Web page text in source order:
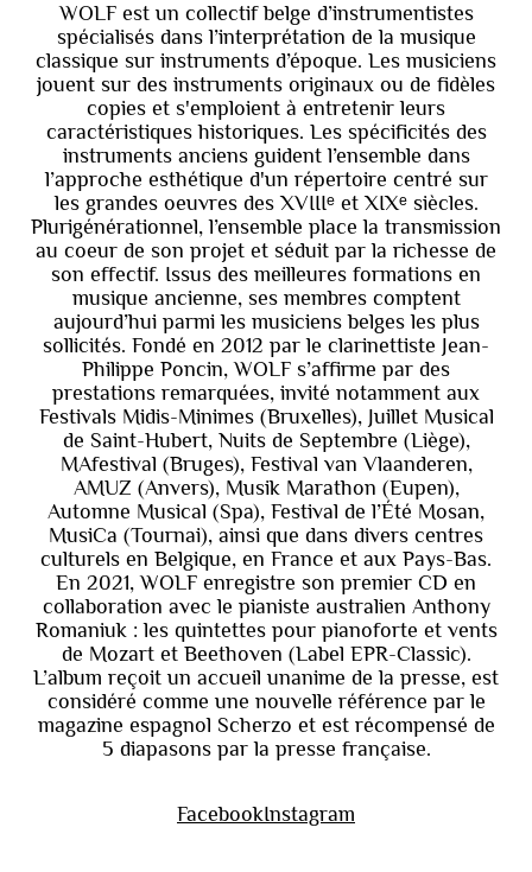
WOLF est un collectif belge d’instrumentistes
spécialisés dans l’interprétation de la musique
classique sur instruments d’époque. Les musiciens
jouent sur des instruments originaux ou de fidèles
copies et s'emploient à entretenir leurs
caractéristiques historiques. Les spécificités des
instruments anciens guident l’ensemble dans
l’approche esthétique d'un répertoire centré sur
les grandes oeuvres des XVIIIᵉ et XIXᵉ siècles.
Plurigénérationnel, l’ensemble place la transmission
au coeur de son projet et séduit par la richesse de
son effectif. Issus des meilleures formations en
musique ancienne, ses membres comptent
aujourd’hui parmi les musiciens belges les plus
sollicités. Fondé en 2012 par le clarinettiste Jean-
Philippe Poncin, WOLF s’affirme par des
prestations remarquées, invité notamment aux
Festivals Midis-Minimes (Bruxelles), Juillet Musical
de Saint-Hubert, Nuits de Septembre (Liège),
MAfestival (Bruges), Festival van Vlaanderen,
AMUZ (Anvers), Musik Marathon (Eupen),
Automne Musical (Spa), Festival de l’Été Mosan,
MusiCa (Tournai), ainsi que dans divers centres
culturels en Belgique, en France et aux Pays-Bas.
En 2021, WOLF enregistre son premier CD en
collaboration avec le pianiste australien Anthony
Romaniuk : les quintettes pour pianoforte et vents
de Mozart et Beethoven (Label EPR-Classic).
L’album reçoit un accueil unanime de la presse, est
considéré comme une nouvelle référence par le
magazine espagnol Scherzo et est récompensé de
5 diapasons par la presse française.
FacebookInstagram